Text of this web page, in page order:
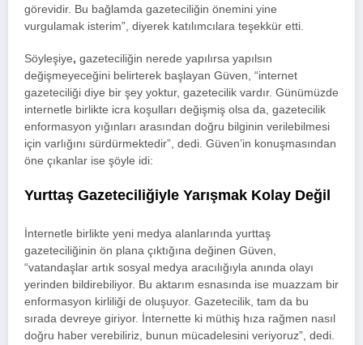
görevidir. Bu bağlamda gazeteciliğin önemini yine
vurgulamak isterim”, diyerek katılımcılara teşekkür etti.
Söyleşiye, gazeteciliğin nerede yapılırsa yapılsın
değişmeyeceğini belirterek başlayan Güven, “internet
gazeteciliği diye bir şey yoktur, gazetecilik vardır. Günümüzde
internetle birlikte icra koşulları değişmiş olsa da, gazetecilik
enformasyon yığınları arasından doğru bilginin verilebilmesi
için varlığını sürdürmektedir”, dedi. Güven’in konuşmasından
öne çıkanlar ise şöyle idi:
Yurttaş Gazeteciliğiyle Yarışmak Kolay Değil
İnternetle birlikte yeni medya alanlarında yurttaş
gazeteciliğinin ön plana çıktığına değinen Güven,
“vatandaşlar artık sosyal medya aracılığıyla anında olayı
yerinden bildirebiliyor. Bu aktarım esnasında ise muazzam bir
enformasyon kirliliği de oluşuyor. Gazetecilik, tam da bu
sırada devreye giriyor. İnternette ki müthiş hıza rağmen nasıl
doğru haber verebiliriz, bunun mücadelesini veriyoruz”, dedi.